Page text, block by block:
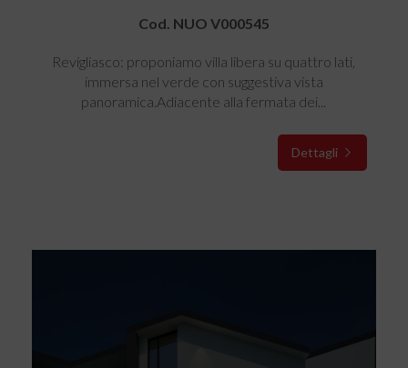
Cod. NUO V000545
Revigliasco: proponiamo villa libera su quattro lati,
immersa nel verde con suggestiva vista
panoramica.Adiacente alla fermata dei...
Dettagli